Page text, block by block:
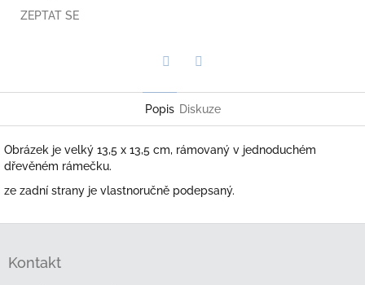
ZEPTAT SE
Popis Diskuze
Obrázek je velký 13,5 x 13,5 cm, rámovaný v jednoduchém
dřevěném rámečku.
ze zadní strany je vlastnoručně podepsaný.
Kontakt